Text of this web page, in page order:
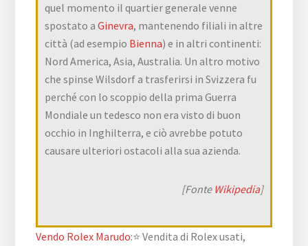
quel momento il quartier generale venne
spostato aGinevra, mantenendo filiali in altre
città (ad esempio Bienna) e in altri continenti:
Nord America, Asia, Australia. Un altro motivo
che spinse Wilsdorf a trasferirsi in Svizzera fu
perché con lo scoppio della prima Guerra
Mondiale un tedesco non era visto di buon
occhio in Inghilterra, e ciò avrebbe potuto
causare ulteriori ostacoli alla sua azienda.
[Fonte Wikipedia]
Vendo Rolex Marudo:⭐ Vendita di Rolex usati,